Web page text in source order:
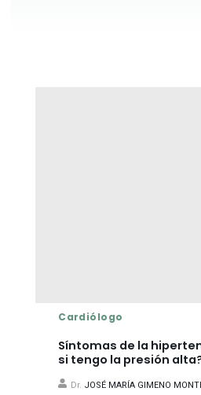
Cardiólogo
Síntomas de la
si tengo la presión
Dr. JOSÉ MARÍA GIMENO